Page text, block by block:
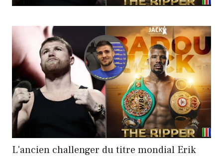
L'ancien challenger du titre mondial Erik